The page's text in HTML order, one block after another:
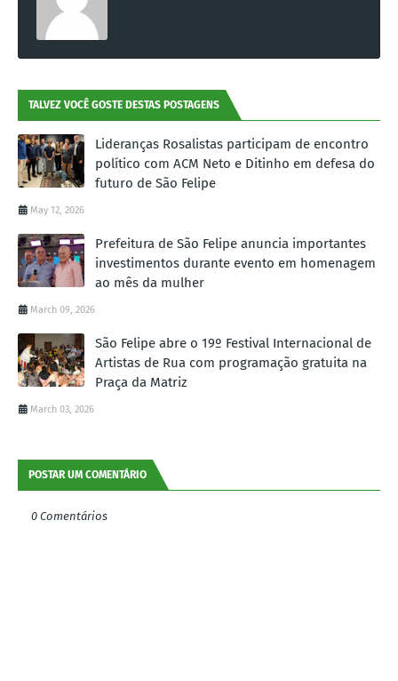
TALVEZ VOCÊ GOSTE DESTAS POSTAGENS
Lideranças Rosalistas participam de encontro
político com ACM Neto e Ditinho em defesa do
futuro de São Felipe
May 12, 2026
Prefeitura de São Felipe anuncia importantes
investimentos durante evento em homenagem
ao mês da mulher
March 09, 2026
São Felipe abre o 19º Festival Internacional de
Artistas de Rua com programação gratuita na
Praça da Matriz
March 03, 2026
POSTAR UM COMENTÁRIO
0 Comentários